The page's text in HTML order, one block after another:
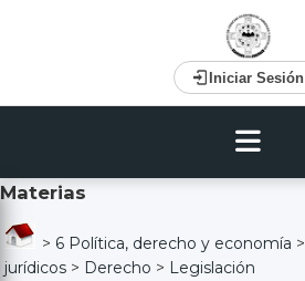
Iniciar Sesión
Materias
> 6 Política, derecho y economía >
jurídicos > Derecho > Legislación